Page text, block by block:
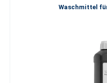
Waschmittel